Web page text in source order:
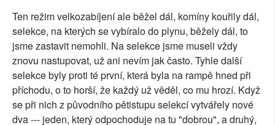
Ten režim velkozabíjení ale běžel dál, komíny kouřily dál,
selekce, na kterých se vybíralo do plynu, běžely dál, to
jsme zastavit nemohli. Na selekce jsme museli vždy
znovu nastupovat, už ani nevím jak často. Tyhle další
selekce byly proti té první, která byla na rampě hned při
příchodu, o to horší, že každý už věděl, co mu hrozí. Když
se při nich z původního pětistupu selekcí vytvářely nové
dva --- jeden, který odpochoduje na tu "dobrou", a druhý,